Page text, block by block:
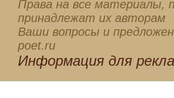
Права на все материалы,
принадлежат их авторам
Ваши вопросы и
poet.ru
Информация для